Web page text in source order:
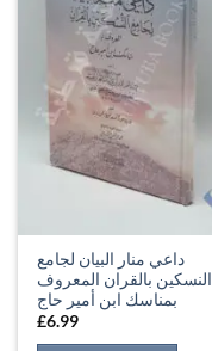
داعي منار البيان لجامع
النسكين بالقران المعروف
بمناسك ابن أمير حاج
£6.99